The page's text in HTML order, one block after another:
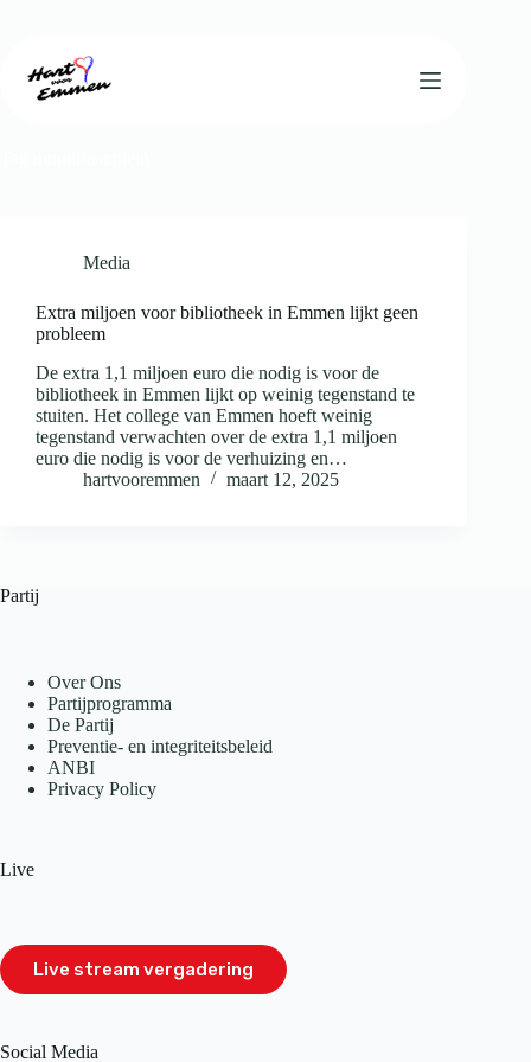
inhoud
Media
Extra miljoen voor bibliotheek in Emmen lijkt geen
probleem
De extra 1,1 miljoen euro die nodig is voor de
bibliotheek in Emmen lijkt op weinig tegenstand te
stuiten. Het college van Emmen hoeft weinig
tegenstand verwachten over de extra 1,1 miljoen
euro die nodig is voor de verhuizing en…
hartvooremmen
maart 12, 2025
Partij
Over Ons
Partijprogramma
De Partij
Preventie- en integriteitsbeleid
ANBI
Privacy Policy
Live
Live stream vergadering
Social Media